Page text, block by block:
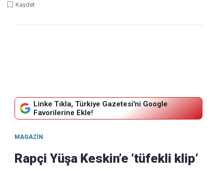
Kaydet
Linke Tıkla, Türkiye Gazetesi'ni Google
Favorilerine Ekle!
MAGAZIN
Rapçi Yüşa Keskin’e ‘tüfekli klip’